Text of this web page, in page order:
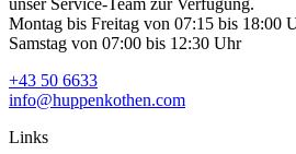
Montag bis Freitag von 07:15 bis 18:00
Samstag von 07:00 bis 12:30 Uhr
+43 50 6633
info@huppenkothen.com
Links